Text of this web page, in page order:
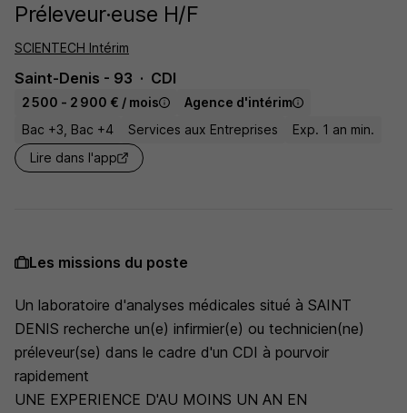
Préleveur·euse H/F
SCIENTECH Intérim
Saint-Denis - 93 CDI
2 500 - 2 900 € / mois
Agence d'intérim
Bac +3, Bac +4
Services aux Entreprises
Exp. 1 an min.
Lire dans l'app
Les missions du poste
Un laboratoire d'analyses médicales situé à SAINT
DENIS recherche un(e) infirmier(e) ou technicien(ne)
préleveur(se) dans le cadre d'un CDI à pourvoir
rapidement
UNE EXPERIENCE D'AU MOINS UN AN EN